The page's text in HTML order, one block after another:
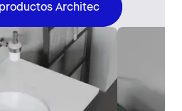
Architec